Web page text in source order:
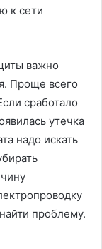
к сети
важно
Проще всего
сработало
утечка
надо искать
проблему.